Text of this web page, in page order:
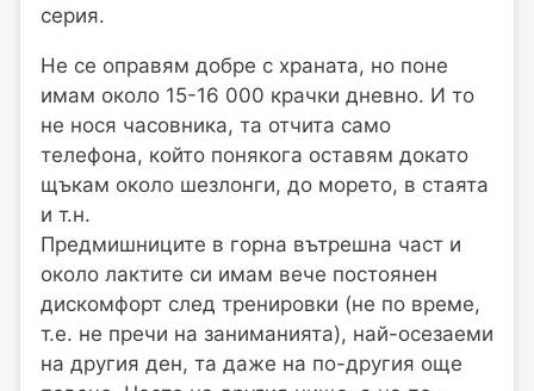
серия.
Не се оправям добре с храната, но поне
имам около 15-16 000 крачки дневно. И то
не нося часовника, та отчита само
телефона, който понякога оставям докато
щъкам около шезлонги, до морето, в стаята
и т.н.
Предмишниците в горна вътрешна част и
около лактите си имам вече постоянен
дискомфорт след тренировки (не по време,
т.е. не пречи на заниманията), най-осезаеми
на другия ден, та даже на по-другия още